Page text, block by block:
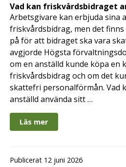
Vad kan friskvårdsbidraget
Arbetsgivare kan erbjuda sina
friskvårdsbidrag, men det
på för att bidraget ska vara
avgjorde Högsta
om en anställd kunde köpa
friskvårdsbidrag och om det
skattefri personalförmån. Vad
anställd använda sitt …
Läs mer
Publicerat 12 juni 2026